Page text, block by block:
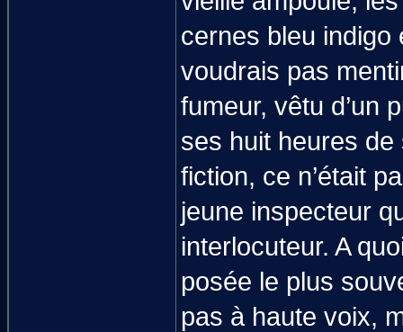
cernes bleu indigo
voudrais pas
fumeur, vêtu d’un
ses huit heures
fiction, ce n’était
jeune inspecteur
interlocuteur. A
posée le plus
pas à haute voix,